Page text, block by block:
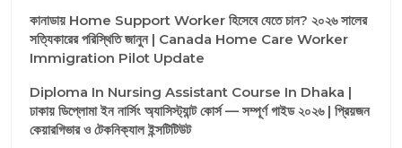
কানাডায় Home Support Worker হিসেবে যেতে চান? ২০২৬ সালের
সত্যিকারের পরিস্থিতি জানুন | Canada Home Care Worker
Immigration Pilot Update
Diploma In Nursing Assistant Course In Dhaka |
ঢাকায় ডিপ্লোমা ইন নার্সিং অ্যাসিস্ট্যান্ট কোর্স — সম্পূর্ণ গাইড ২০২৬ | প্রিয়জন
কেয়ারগিভার ও টেকনিক্যাল ইন্সটিটিউট